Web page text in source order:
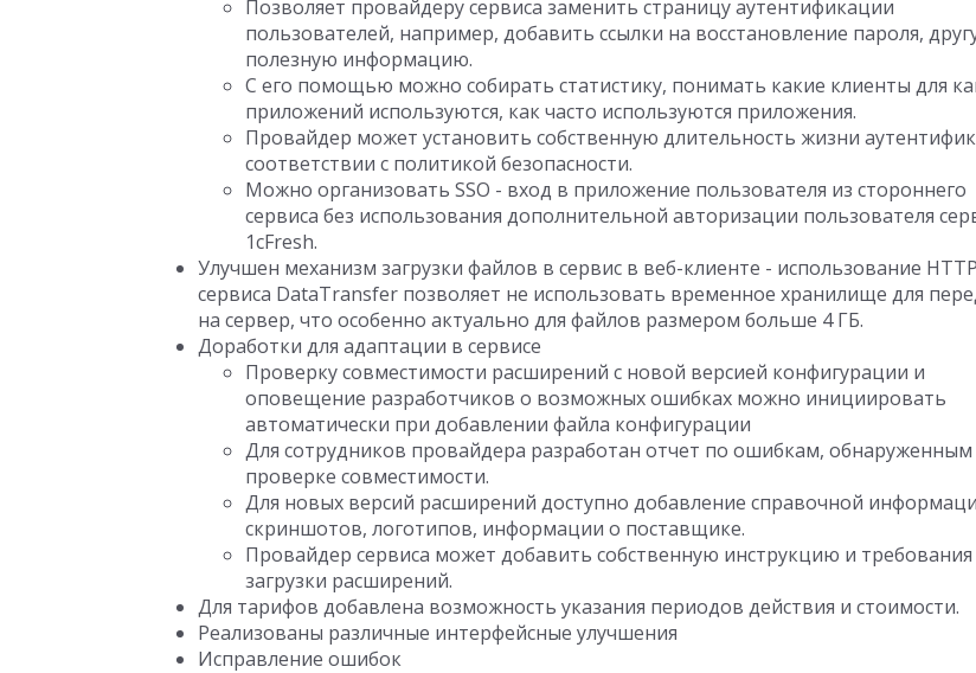
Позволяет провайдеру сервиса заменить страницу аутентификации
пользователей, например, добавить ссылки на восстановление пароля,
полезную информацию.
С его помощью можно собирать статистику, понимать какие клиенты для
приложений используются, как часто используются приложения.
Провайдер может установить собственную длительность жизни
соответствии с политикой безопасности.
Можно организовать SSO - вход в приложение пользователя из стороннего
сервиса без использования дополнительной авторизации пользователя
1cFresh.
Улучшен механизм загрузки файлов в сервис в веб-клиенте - использование
сервиса DataTransfer позволяет не использовать временное хранилище для
на сервер, что особенно актуально для файлов размером больше 4 ГБ.
Доработки для адаптации в сервисе
Проверку совместимости расширений с новой версией конфигурации и
оповещение разработчиков о возможных ошибках можно инициировать
автоматически при добавлении файла конфигурации
Для сотрудников провайдера разработан отчет по ошибкам,
проверке совместимости.
Для новых версий расширений доступно добавление справочной
скриншотов, логотипов, информации о поставщике.
Провайдер сервиса может добавить собственную инструкцию и требования
загрузки расширений.
Для тарифов добавлена возможность указания периодов действия и стоимости.
Реализованы различные интерфейсные улучшения
Исправление ошибок